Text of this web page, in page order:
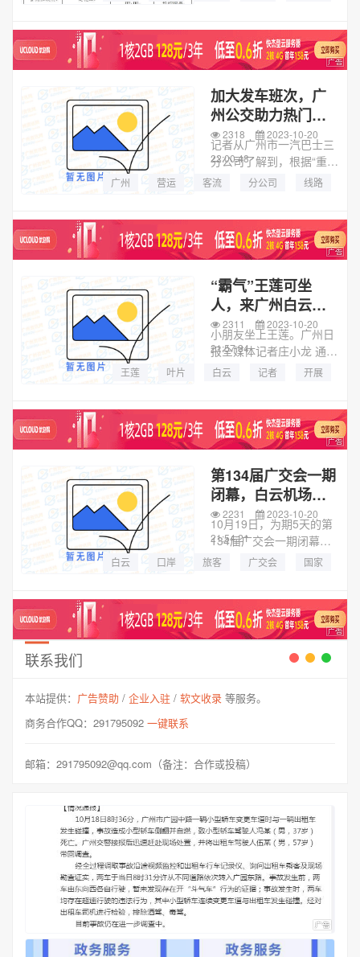
流高峰。记者从广州市林
业和园林局了解到，为保
障群众...
加大发车班次，广
州公交助力热门登
高景点
记者从广州市一汽巴士三
分公司了解到，根据“重
阳”客流特点，公司做好市
景区、重阳祭扫场所等客
流密集地段的5路、10
路、...
2318
2023-10-20
22:00:48
广州
营运 客流 分公司
线路
“霸气”王莲可坐
人，来广州白云湖
公园赏王莲
小朋友坐上王莲。广州日
报全媒体记者庄小龙 通讯
员石建华、全碧芳摄大洋
以承载一个成年人的重
量……最近，广州白云湖
公园...
2311
2023-10-20
21:57:34
王莲
叶片 白云 记者 开展
第134届广交会一期
闭幕，白云机场口
岸出入境客流持续
走高
10月19日，为期5天的第
134届广交会一期闭幕，
广州白云国际机场口岸呈
球的外籍参展客商陆续步
入边检执勤区域，推着...
2231
2023-10-20
21:54:21
白云
口岸 旅客 广交会 国家
联系我们
本站提供： 广告赞助 / 企业入驻 / 软文收录 等服务。
商务合作QQ：291795092 一键联系
邮箱：291795092@qq.com（备注：合作或投稿）